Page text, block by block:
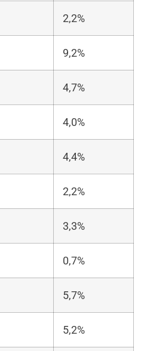
2,2%
9,2%
4,7%
4,0%
4,4%
2,2%
3,3%
0,7%
5,7%
5,2%